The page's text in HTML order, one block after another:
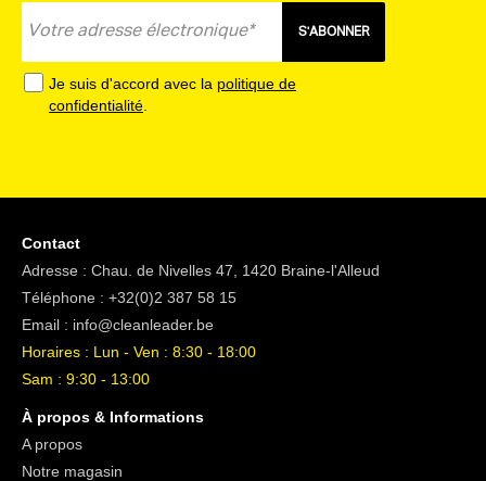
S'ABONNER
Je suis d'accord avec la politique de
confidentialité
Contact
Adresse : Chau. de Nivelles 47, 1420 Braine-l'Alleud
Téléphone : +32(0)2 387 58 15
Email : info@cleanleader.be
Horaires : Lun - Ven : 8:30 - 18:00
Sam : 9:30 - 13:00
À propos & Informations
A propos
Notre magasin